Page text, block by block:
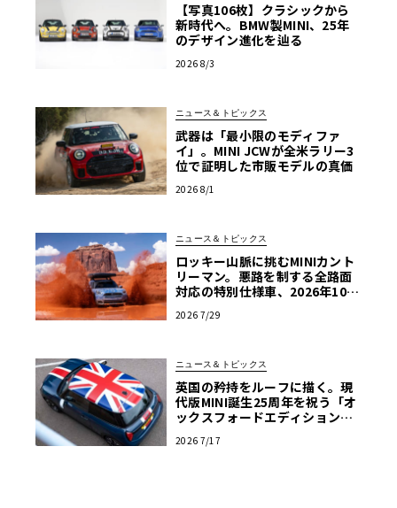
【写真106枚】クラシックから
新時代へ。BMW製MINI、25年
のデザイン進化を辿る
2026 8/3
ニュース＆トピックス
武器は「最小限のモディファ
イ」。MINI JCWが全米ラリー3
位で証明した市販モデルの真価
2026 8/1
ニュース＆トピックス
ロッキー山脈に挑むMINIカント
リーマン。悪路を制する全路面
対応の特別仕様車、2026年10月
2026 7/29
ニュース＆トピックス
英国の矜持をルーフに描く。現
代版MINI誕生25周年を祝う「オ
ックスフォードエディション」
2026 7/17